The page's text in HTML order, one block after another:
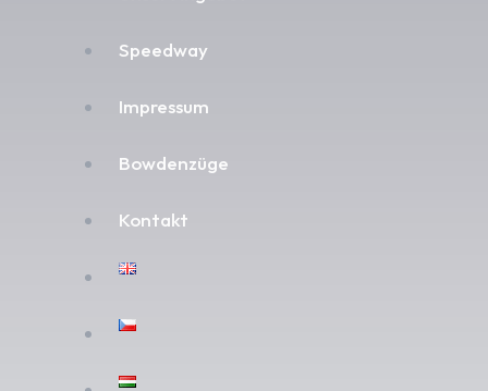
Speedway
Impressum
Bowdenzüge
Kontakt